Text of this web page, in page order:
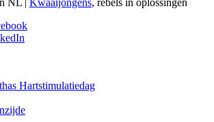
Hartstimulatiedag